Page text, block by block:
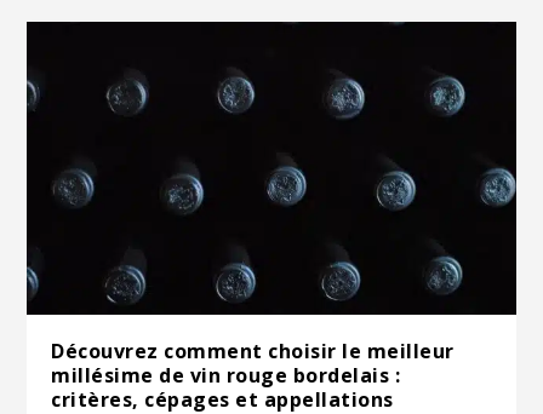
Découvrez comment choisir le meilleur
millésime de vin rouge bordelais :
critères, cépages et appellations